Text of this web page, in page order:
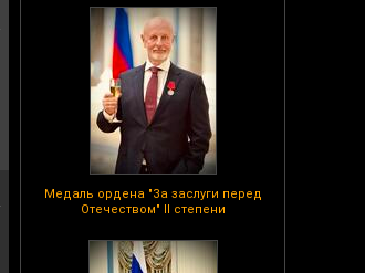
Медаль ордена "За заслуги перед
Отечеством" II степени